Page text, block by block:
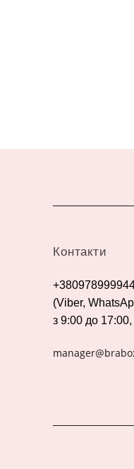
Контакти
(Viber,
з 9:00 до